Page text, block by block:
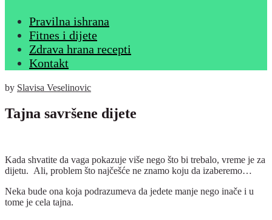
Pravilna ishrana
Fitnes i dijete
Zdrava hrana recepti
Kontakt
by Slavisa Veselinovic
Tajna savršene dijete
Kada shvatite da vaga pokazuje više nego što bi trebalo, vreme je za
dijetu. Ali, problem što najčešće ne znamo koju da izaberemo…
Neka bude ona koja podrazumeva da jedete manje nego inače i u
tome je cela tajna.